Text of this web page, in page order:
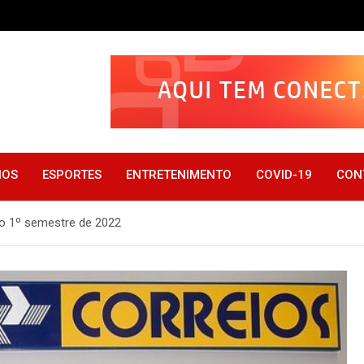
ESPORTES ENTRETENIMENTO COVID-19
1º semestre de 2022